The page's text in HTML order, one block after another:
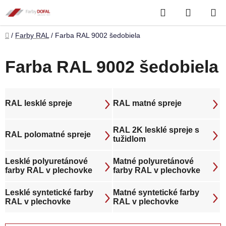
na
obsah
Hľadať
KOŠÍK
Domov
/ Farby RAL / Farba RAL 9002 šedobiela
Farba RAL 9002 šedobiela
RAL lesklé spreje RAL matné spreje
RAL polomatné spreje
RAL 2K lesklé spreje s
tužidlom
Lesklé polyuretánové
farby RAL v plechovke
Matné polyuretánové
farby RAL v plechovke
Lesklé syntetické farby
RAL v plechovke
Matné syntetické farby
RAL v plechovke